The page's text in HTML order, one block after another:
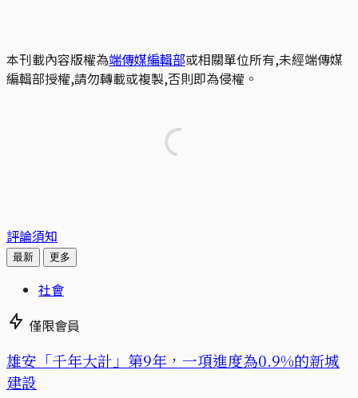
本刊載內容版權為端傳媒編輯部或相關單位所有,未經端傳媒
編輯部授權,請勿轉載或複製,否則即為侵權。
評論須知
最新 更多
社會
僅限會員
​​雄安「千年大計」第9年，一項進度為0.9%的新城
建設